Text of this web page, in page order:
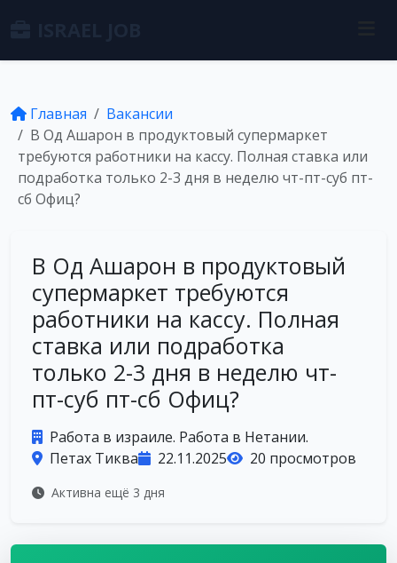
Главная
Вакансии
В Од Ашарон в продуктовый супермаркет
требуются работники на кассу. Полная ставка или
подработка только 2-3 дня в неделю чт-пт-суб пт-
сб Офиц?
В Од Ашарон в продуктовый
супермаркет требуются
работники на кассу. Полная
ставка или подработка
только 2-3 дня в неделю чт-
пт-суб пт-сб Офиц?
Работа в израиле. Работа в Нетании.
Петах Тиква
22.11.2025 20 просмотров
Активна ещё 3 дня